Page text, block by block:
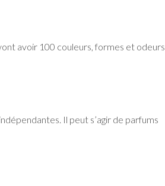
avoir 100 couleurs, formes et odeurs
Il peut s’agir de parfums